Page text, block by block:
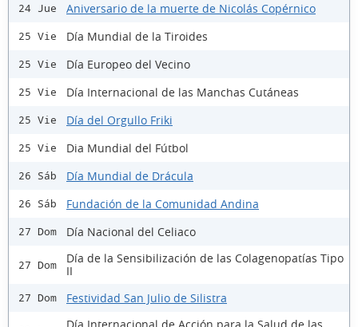
24 Jue Aniversario de la muerte de Nicolás Copérnico
25 Vie Día Mundial de la Tiroides
25 Vie Día Europeo del Vecino
25 Vie Día Internacional de las Manchas Cutáneas
25 Vie Día del Orgullo Friki
25 Vie Dia Mundial del Fútbol
26 Sáb Día Mundial de Drácula
26 Sáb Fundación de la Comunidad Andina
27 Dom Día Nacional del Celiaco
27 Dom
Día de la Sensibilización de las Colagenopatías Tipo
II
27 Dom Festividad San Julio de Silistra